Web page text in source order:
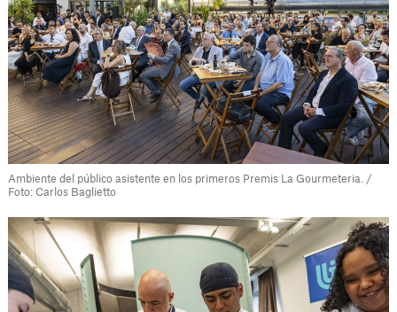
Ambiente del público asistente en los primeros Premis La Gourmeteria. /
Foto: Carlos Baglietto